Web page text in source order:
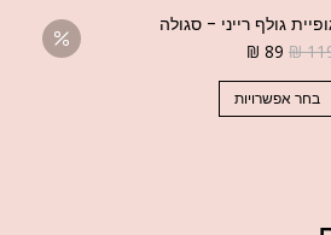
גולף רייני - סגולה
₪
₪ 89
בחר אפשרויות